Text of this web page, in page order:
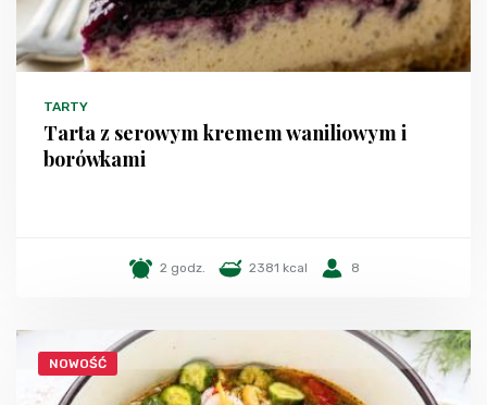
TARTY
Tarta z serowym kremem waniliowym i
borówkami
2 godz. 2381 kcal 8
NOWOŚĆ